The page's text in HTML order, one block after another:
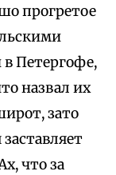
прогретое
Петергофе,
назвал их
зато
что за